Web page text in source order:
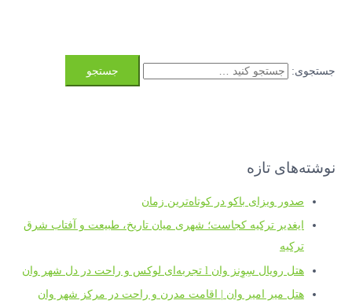
جستجوی:
نوشته‌های تازه
صدور ویزای باکو در کوتاه‌ترین زمان
ایغدیر ترکیه کجاست؛ شهری میان تاریخ، طبیعت و آفتاب شرق
ترکیه
هتل رویال سِوِنز وان l تجربه‌ای لوکس و راحت در دل شهر وان
هتل میر امیر وان | اقامت مدرن و راحت در مرکز شهر وان